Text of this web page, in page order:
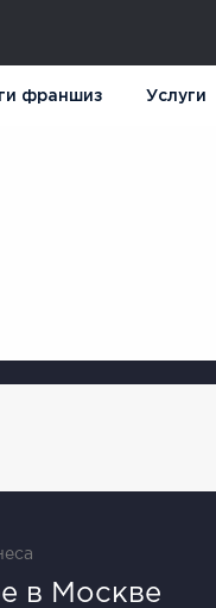
франшиз Услуги
в Москве